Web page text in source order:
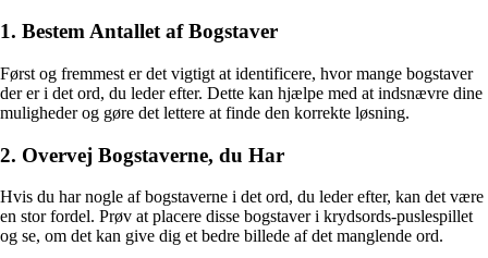
1. Bestem Antallet af Bogstaver
Først og fremmest er det vigtigt at identificere, hvor mange bogstaver
der er i det ord, du leder efter. Dette kan hjælpe med at indsnævre dine
muligheder og gøre det lettere at finde den korrekte løsning.
2. Overvej Bogstaverne, du Har
Hvis du har nogle af bogstaverne i det ord, du leder efter, kan det være
en stor fordel. Prøv at placere disse bogstaver i krydsords-puslespillet
og se, om det kan give dig et bedre billede af det manglende ord.